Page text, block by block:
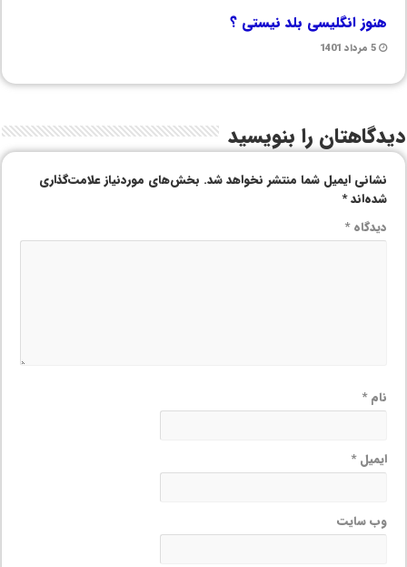
هنوز انگلیسی بلد نیستی ؟
5 مرداد 1401
دیدگاهتان را بنویسید
نشانی ایمیل شما منتشر نخواهد شد. بخش‌های موردنیاز علامت‌گذاری
شده‌اند*
دیدگاه*
نام*
ایمیل*
وب‌ سایت